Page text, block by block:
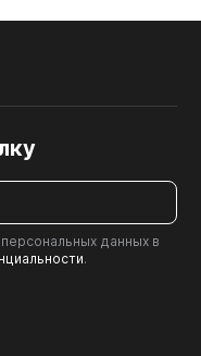
данных в
.